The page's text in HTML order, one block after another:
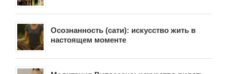
Осознанность (сати): искусство жить в
настоящем моменте